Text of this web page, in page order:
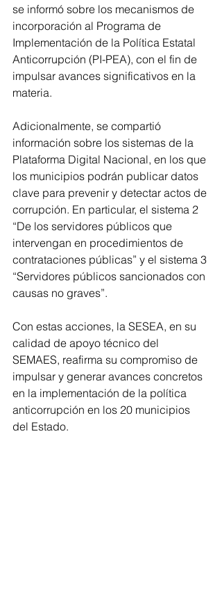
se informó sobre los mecanismos de
incorporación al Programa de
Implementación de la Política Estatal
Anticorrupción (PI-PEA), con el fin de
impulsar avances significativos en la
materia.
Adicionalmente, se compartió
información sobre los sistemas de la
Plataforma Digital Nacional, en los que
los municipios podrán publicar datos
clave para prevenir y detectar actos de
corrupción. En particular, el sistema 2
“De los servidores públicos que
intervengan en procedimientos de
contrataciones públicas” y el sistema 3
“Servidores públicos sancionados con
causas no graves”.
Con estas acciones, la SESEA, en su
calidad de apoyo técnico del
SEMAES, reafirma su compromiso de
impulsar y generar avances concretos
en la implementación de la política
anticorrupción en los 20 municipios
del Estado.